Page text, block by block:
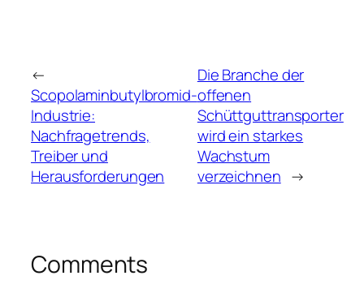
←
Scopolaminbutylbromid-
Industrie:
Nachfragetrends,
Treiber und
Herausforderungen
Die Branche der
offenen
Schüttguttransporter
wird ein starkes
Wachstum
verzeichnen →
Comments